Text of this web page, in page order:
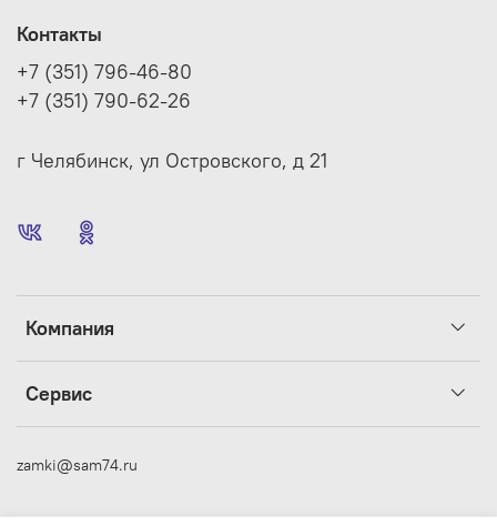
Компания
Сервис
Контакты
+7 (351) 796-46-80
+7 (351) 790-62-26
г Челябинск, ул Островского, д 21
zamki@sam74.ru